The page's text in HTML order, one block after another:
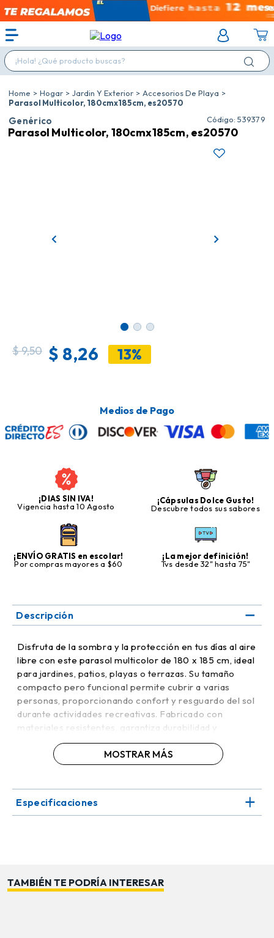
¡Hola! ¿Qué producto buscas?
Hogar Jardin Y Exterior
Accesorios De Playa
Parasol Multicolor, 180cmx185cm, es20570
Genérico : 539379
Parasol Multicolor, 180cmx185cm, es20570
$9,50 $ 8,26 13%
Medios de Pago
¡DIAS SIN IVA!
Vigencia hasta 10 Agosto
¡Cápsulas Dolce Gusto!
Descubre todos sus sabores
¡ENVÍO GRATIS en escolar!
Por compras mayores a $60
¡La mejor definición!
Tvs desde 32" hasta 75"
Descripción
Disfruta de la sombra y la protección en tus días al aire
libre con este parasol multicolor de 180 x 185 cm, ideal
para jardines, patios, playas o terrazas. Su tamaño
compacto pero funcional permite cubrir a varias
personas, proporcionando confort y resguardo del sol
durante actividades recreativas. Fabricado con
materiales resistentes, garantiza durabilidad y
estabilidad, soportando el uso frecuente en exteriores.
Los colores vibrantes aportan un toque moderno y
alegre, convirtiéndolo en un elemento decorativo
Su estructura ligera facilita el transporte y la
robusto y estable asegura seguridad durante su uso,
evitando vuelcos o desplazamientos. Fácil de limpiar y
MOSTRAR MÁS
Especificaciones
TAMBIÉN TE PODRÍA INTERESAR